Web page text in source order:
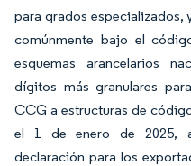
para grados especializados,
comúnmente bajo el
esquemas arancelarios
dígitos más granulares
CCG a estructuras de
el 1 de enero de 2025,
declaración para los